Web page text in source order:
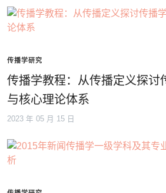
传播学研究
传播学教程：从传播定义探讨
与核心理论体系
2023 年 05 月 15 日